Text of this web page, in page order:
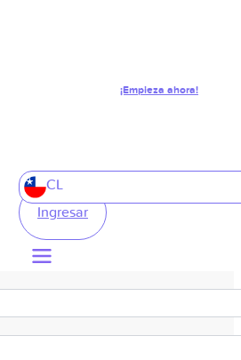
¡Empieza ahora!
CL
Ingresar